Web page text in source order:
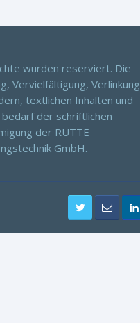
wurden reserviert. Die
Vervielfältigung, Verlinkung
textlichen Inhalten und
der schriftlichen
der RUTTE
GmbH.